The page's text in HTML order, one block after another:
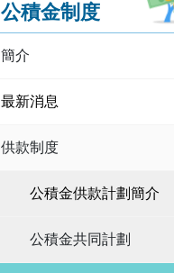
公積金制度
簡介
最新消息
供款制度
公積金供款計劃簡介
公積金共同計劃